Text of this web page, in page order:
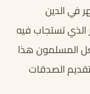
في الدين
الذي تستجاب فيه
المسلمون هذا
الصدقات